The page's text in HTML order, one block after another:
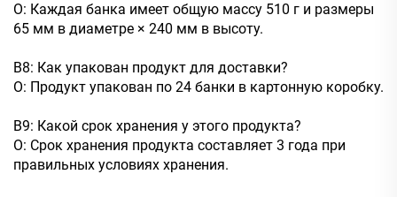
О: Каждая банка имеет общую массу 510 г и размеры
65 мм в диаметре × 240 мм в высоту.
В8: Как упакован продукт для доставки?
О: Продукт упакован по 24 банки в картонную коробку.
В9: Какой срок хранения у этого продукта?
О: Срок хранения продукта составляет 3 года при
правильных условиях хранения.